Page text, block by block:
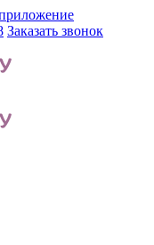
Заказать звонок